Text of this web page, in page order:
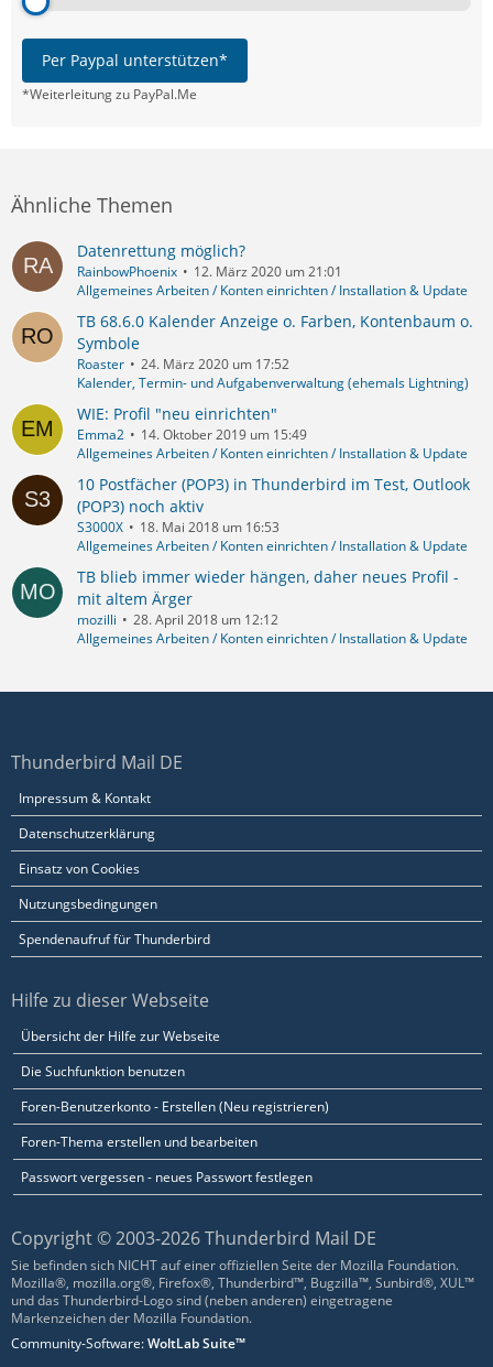
Per Paypal unterstützen*
*Weiterleitung zu PayPal.Me
Ähnliche Themen
Datenrettung möglich?
RainbowPhoenix
12. März 2020 um 21:01
Allgemeines Arbeiten / Konten einrichten / Installation & Update
TB 68.6.0 Kalender Anzeige o. Farben, Kontenbaum o.
Symbole
Roaster
24. März 2020 um 17:52
Kalender, Termin- und Aufgabenverwaltung (ehemals Lightning)
WIE: Profil "neu einrichten"
Emma2
14. Oktober 2019 um 15:49
Allgemeines Arbeiten / Konten einrichten / Installation & Update
10 Postfächer (POP3) in Thunderbird im Test, Outlook
(POP3) noch aktiv
S3000X
18. Mai 2018 um 16:53
Allgemeines Arbeiten / Konten einrichten / Installation & Update
TB blieb immer wieder hängen, daher neues Profil -
mit altem Ärger
mozilli
28. April 2018 um 12:12
Allgemeines Arbeiten / Konten einrichten / Installation & Update
Thunderbird Mail DE
Impressum & Kontakt
Datenschutzerklärung
Einsatz von Cookies
Nutzungsbedingungen
Spendenaufruf für Thunderbird
Hilfe zu dieser Webseite
Übersicht der Hilfe zur Webseite
Die Suchfunktion benutzen
Foren-Benutzerkonto - Erstellen (Neu registrieren)
Foren-Thema erstellen und bearbeiten
Passwort vergessen - neues Passwort festlegen
Copyright © 2003-2026 Thunderbird Mail DE
Sie befinden sich NICHT auf einer offiziellen Seite der Mozilla Foundation.
Mozilla®, mozilla.org®, Firefox®, Thunderbird™, Bugzilla™, Sunbird®, XUL™
und das Thunderbird-Logo sind (neben anderen) eingetragene
Markenzeichen der Mozilla Foundation.
Community-Software:WoltLab Suite™